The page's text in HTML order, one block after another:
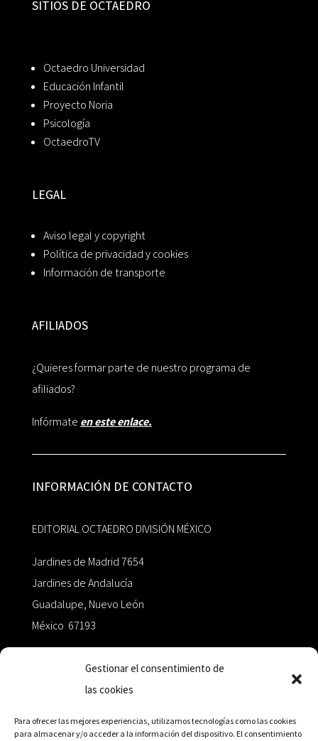
Gestionar el consentimiento de
las cookies
Para ofrecer las mejores experiencias, utilizamos tecnologías como las cookies
para almacenar y/o acceder a la información del dispositivo. El consentimiento
SITIOS DE OCTAEDRO
Octaedro Universidad
Educación Infantil
Proyecto Noria
Psicología
OctaedroTV
LEGAL
Aviso legal y copyright
Política de privacidad y cookies
Información de transporte
AFILIADOS
¿Quieres formar parte de nuestro programa de
afiliados?
Infórmate en este enlace.
INFORMACIÓN DE CONTACTO
EDITORIAL OCTAEDRO DIVISIÓN MÉXICO
Jardines de Madrid 7654
Jardines de Andalucía
Guadalupe, Nuevo León
México 67193
+52 811.499.5638